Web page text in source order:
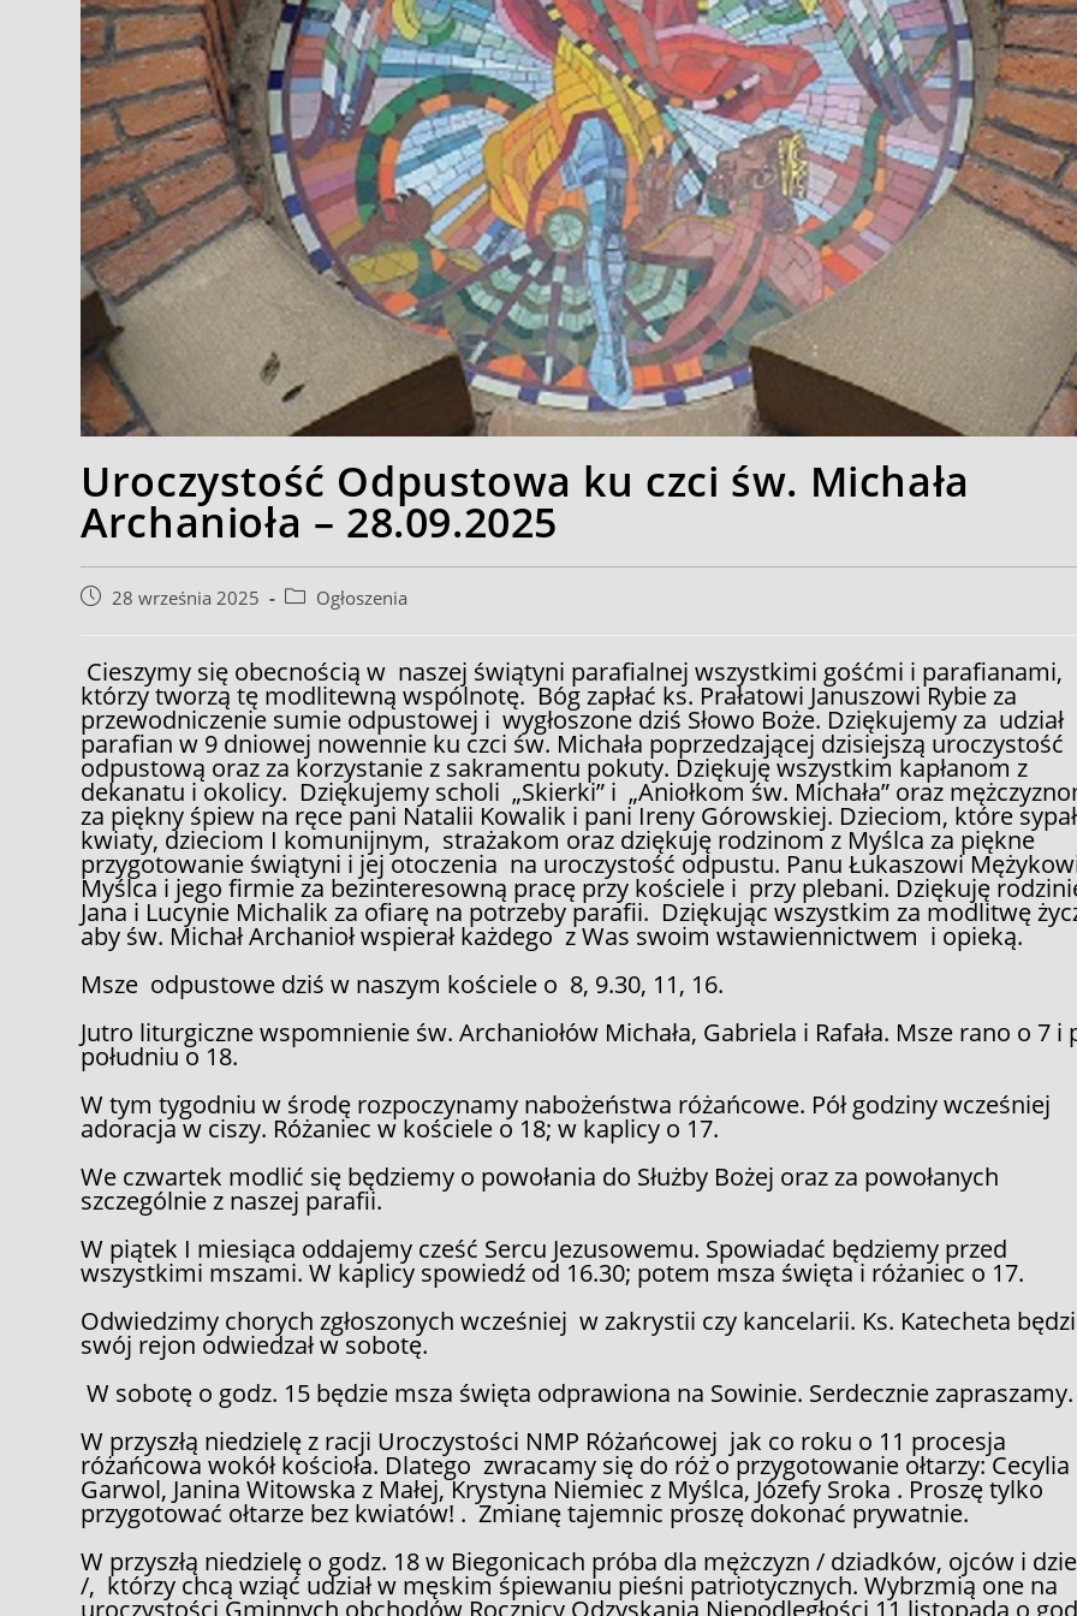
Uroczystość Odpustowa ku czci św. Michała
Archanioła – 28.09.2025
Post28 września 2025
PostOgłoszenia
Cieszymy się obecnością w naszej świątyni parafialnej wszystkimi gośćmi i parafianami,
którzy tworzą tę modlitewną wspólnotę. Bóg zapłać ks. Prałatowi Januszowi Rybie za
przewodniczenie sumie odpustowej i wygłoszone dziś Słowo Boże. Dziękujemy za udział
parafian w 9 dniowej nowennie ku czci św. Michała poprzedzającej dzisiejszą uroczystość
odpustową oraz za korzystanie z sakramentu pokuty. Dziękuję wszystkim kapłanom z
dekanatu i okolicy. Dziękujemy scholi „Skierki” i „Aniołkom św. Michała” oraz
za piękny śpiew na ręce pani Natalii Kowalik i pani Ireny Górowskiej. Dzieciom, które
kwiaty, dzieciom I komunijnym, strażakom oraz dziękuję rodzinom z Myślca za piękne
przygotowanie świątyni i jej otoczenia na uroczystość odpustu. Panu Łukaszowi
Myślca i jego firmie za bezinteresowną pracę przy kościele i przy plebani. Dziękuję
Jana i Lucynie Michalik za ofiarę na potrzeby parafii. Dziękując wszystkim za modlitwę
aby św. Michał Archanioł wspierał każdego z Was swoim wstawiennictwem i opieką.
Msze odpustowe dziś w naszym kościele o 8, 9.30, 11, 16.
Jutro liturgiczne wspomnienie św. Archaniołów Michała, Gabriela i Rafała. Msze rano o 7 i
południu o 18.
W tym tygodniu w środę rozpoczynamy nabożeństwa różańcowe. Pół godziny wcześniej
adoracja w ciszy. Różaniec w kościele o 18; w kaplicy o 17.
We czwartek modlić się będziemy o powołania do Służby Bożej oraz za powołanych
szczególnie z naszej parafii.
W piątek I miesiąca oddajemy cześć Sercu Jezusowemu. Spowiadać będziemy przed
wszystkimi mszami. W kaplicy spowiedź od 16.30; potem msza święta i różaniec o 17.
Odwiedzimy chorych zgłoszonych wcześniej w zakrystii czy kancelarii. Ks. Katecheta
swój rejon odwiedzał w sobotę.
W sobotę o godz. 15 będzie msza święta odprawiona na Sowinie. Serdecznie zapraszamy.
W przyszłą niedzielę z racji Uroczystości NMP Różańcowej jak co roku o 11 procesja
różańcowa wokół kościoła. Dlatego zwracamy się do róż o przygotowanie ołtarzy: Cecylia
Garwol, Janina Witowska z Małej, Krystyna Niemiec z Myślca, Józefy Sroka . Proszę tylko
przygotować ołtarze bez kwiatów! . Zmianę tajemnic proszę dokonać prywatnie.
W przyszłą niedzielę o godz. 18 w Biegonicach próba dla mężczyzn / dziadków, ojców i
/, którzy chcą wziąć udział w męskim śpiewaniu pieśni patriotycznych. Wybrzmią one na
uroczystości Gminnych obchodów Rocznicy Odzyskania Niepodległości 11 listopada o